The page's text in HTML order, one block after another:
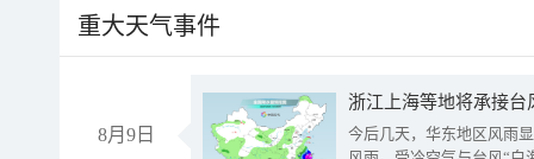
重大天气事件
8月9日
浙江上海等地将承接台
今后几天，华东地区风雨